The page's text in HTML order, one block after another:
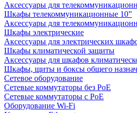
Аксессуары для
Шкафы телекоммуникационные 10”
Аксессуары для
Шкафы электрические
Аксессуары для электрических
Шкафы климатической защиты
Аксессуары для шкафов
Шкафы, щиты и боксы общего
Сетевое оборудование
Сетевые коммутаторы без PoE
Сетевые коммутаторы с PoE
Оборудование Wi-Fi